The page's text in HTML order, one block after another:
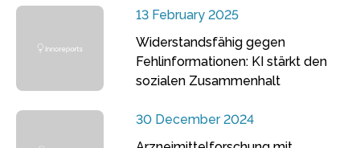
13 February 2025
Widerstandsfähig gegen
Fehlinformationen: KI stärkt den
sozialen Zusammenhalt
30 December 2024